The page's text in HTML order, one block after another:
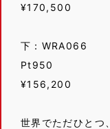
¥170,500
下：WRA066
Pt950
¥156,200
世界でただひとつ